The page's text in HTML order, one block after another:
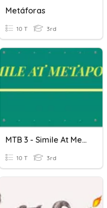
Metáforas
10 T 3rd
MTB 3 - Simile At Metapora
10 T 3rd